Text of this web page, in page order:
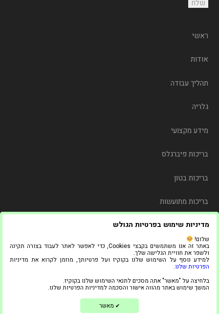
מדיניות שימוש בפרטיות הגולש
שלום!
באתר זה אנו משתמשים בקבצי Cookies, כדי לאפשר לאתר לעבוד בצורה תקינה
ולשפר את חוויית הגלישה שלך.
למידע נוסף על השימוש שלנו בקוקיז ועל פרטיותך, מוזמן לקרוא את מדיניות
הפרטיות שלנו.
בלחיצה על "מאשר" אתה מסכים לתנאי השימוש שלנו בקוקיז.
המשך שימוש באתר מהווה אישור והסכמה למדיניות הפרטיות שלנו.
✔ מאשר
ראשי
אודות
תהליך עבודה
גלריה
מידע מקצועי
בריכות פיברגלס
בריכות בטון
בריכות מתועשות
משלוח
צור קשר
בניית אתרים ושיווק דיגיטלי